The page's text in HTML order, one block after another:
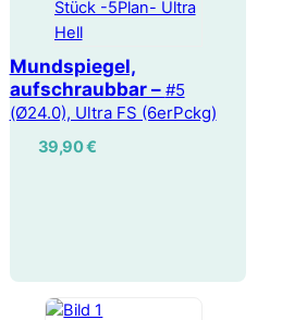
Mundspiegel,
aufschraubbar – #5
(Ø24.0), Ultra FS (6erPckg)
39,90€